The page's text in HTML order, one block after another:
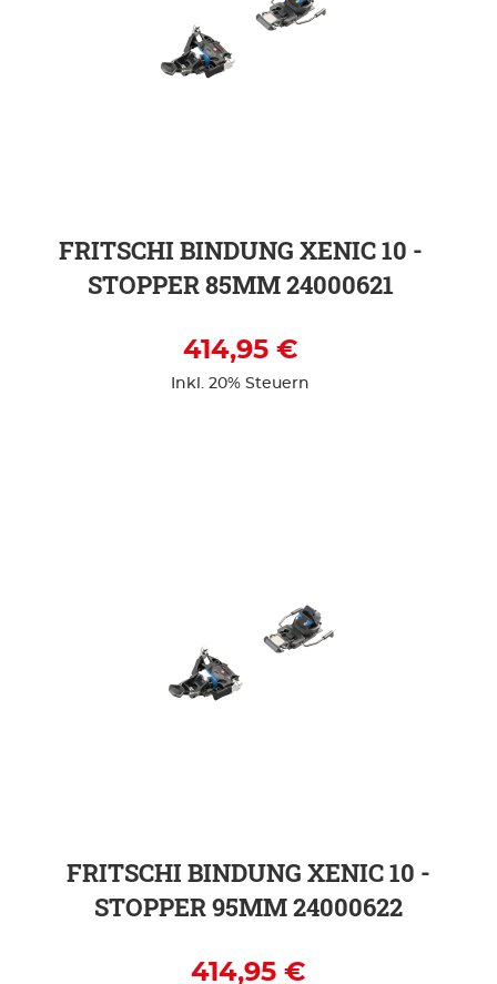
FRITSCHI BINDUNG XENIC 10 -
STOPPER 85MM 24000621
414,95 €
Inkl. 20% Steuern
FRITSCHI BINDUNG XENIC 10 -
STOPPER 95MM 24000622
414,95 €